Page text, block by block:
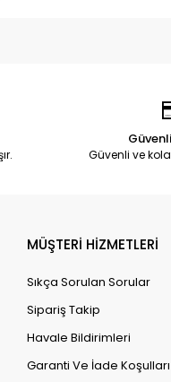
Güvenli ve
MÜŞTERİ HİZMETLERİ
Sıkça Sorulan Sorular
Sipariş Takip
Havale Bildirimleri
Garanti Ve İade Koşulları